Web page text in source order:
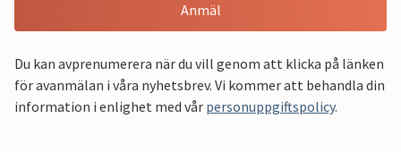
Anmäl
Du kan avprenumerera när du vill genom att klicka på länken
för avanmälan i våra nyhetsbrev. Vi kommer att behandla din
information i enlighet med vår personuppgiftspolicy.